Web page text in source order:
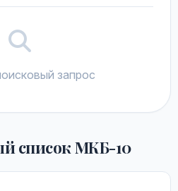
запрос
список МКБ-10